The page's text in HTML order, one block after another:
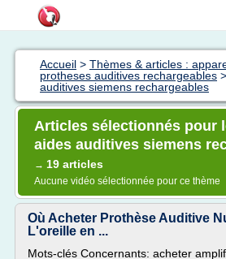
Accueil > Thèmes & articles :
protheses auditives rechargeables >
auditives siemens rechargeables
Articles sélectionnés pour
aides auditives siemens
→ 19 articles
Aucune vidéo sélectionnée pour ce thème
Où Acheter Prothèse Auditive
L'oreille en ...
Mots-clés Concernants: acheter